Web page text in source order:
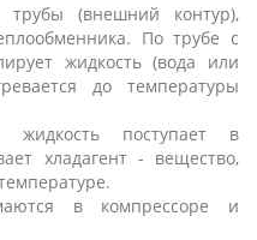
трубы (внешний контур),
По трубе с
жидкость (вода или
до температуры
жидкость поступает в
хладагент - вещество,
в компрессоре и